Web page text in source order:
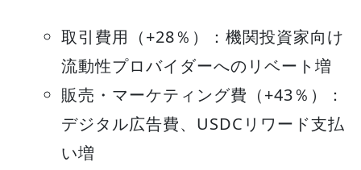
取引費用（+28％）：機関投資家向け
流動性プロバイダーへのリベート増
販売・マーケティング費（+43％）：
デジタル広告費、USDCリワード支払
い増